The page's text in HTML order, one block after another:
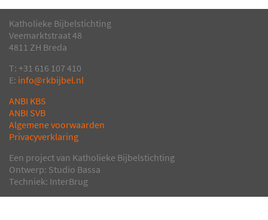
Katholieke Bijbelstichting
Veemarktstraat 48
4811 ZH Breda
T: +31 616 107 410
E: info@rkbijbel.nl
ANBI KBS
ANBI SVB
Algemene voorwaarden
Privacyverklaring
Een project van Katholieke Bijbelstichting
Ontwerp: Studio Bassa
Techniek: InterBrug